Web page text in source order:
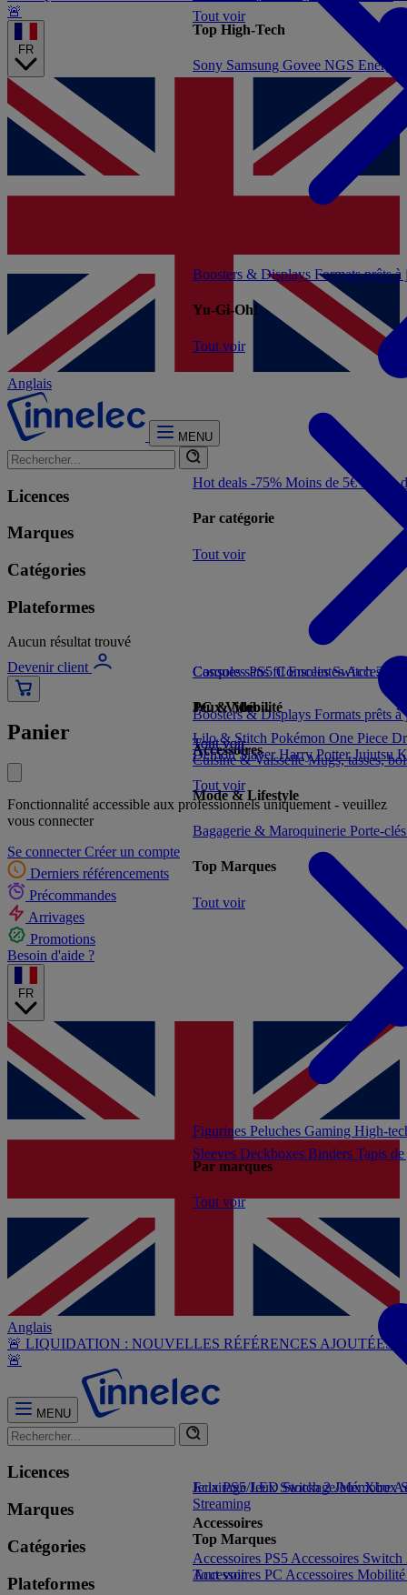
🚨
FR
Anglais
MENU
Licences
Marques
Catégories
Plateformes
Aucun résultat trouvé
Devenir client
Panier
Fonctionnalité accessible aux professionnels uniquement - veuillez
vous connecter
Se connecter Créer un compte
Derniers référencements
Précommandes
Arrivages
Promotions
Besoin d'aide ?
FR
Anglais
🚨 LIQUIDATION : NOUVELLES RÉFÉRENCES AJOUTÉES
🚨
MENU
Licences
Marques
Catégories
Plateformes
Hot deals -75% Moins de 5€Moins
Par catégorie
Tout voir
Figurines Peluches Gaming High-
Par marques
Tout voir
Consoles PS5Consoles Switch 2
Jeux Vidéo
Tout voir
Jeux PS5Jeux Switch 2Jeux Xbox
Accessoires
Accessoires PS5 Accessoires
Accessoires PC Accessoires Mobilité
Tout voir
Cuisine & VaisselleMugs, tasses,
Mode & Lifestyle
Bagagerie & Maroquinerie Porte-
Top Marques
Tout voir
Boosters & Displays Formats prêts
Yu-Gi-Oh!
Tout voir
Boosters & Displays Formats prêts
Accessoires
Tout voir
Sleeves Deckboxes Binders Tapis
Casques sans filEnceintes
PC & Mobilité
Tout voir
Eclairage/LEDStockage/Mémoire
Streaming
Top Marques
Tout voir
Lilo & Stitch Pokémon One Piece
Demon SlayerHarry PotterJujutsu
Top High-Tech
Sony Samsung Govee NGS Energy